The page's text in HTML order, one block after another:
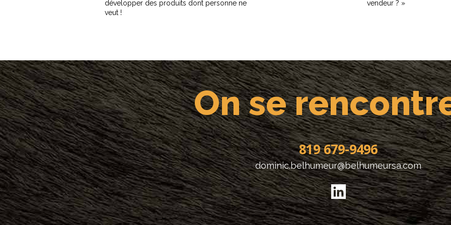
développer des produits dont personne ne
veut !
vendeur ? »
On se
819 679-9496
dominic.belhumeur@belhumeursa.com